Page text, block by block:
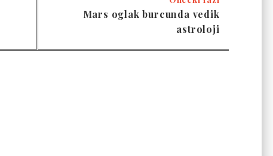
Mars oglak burcunda vedik
astroloji